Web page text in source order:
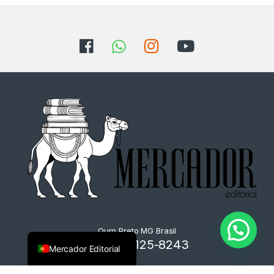
Ouro Preto MG Brasil
+55 31 9125-8243
Mercador Editorial